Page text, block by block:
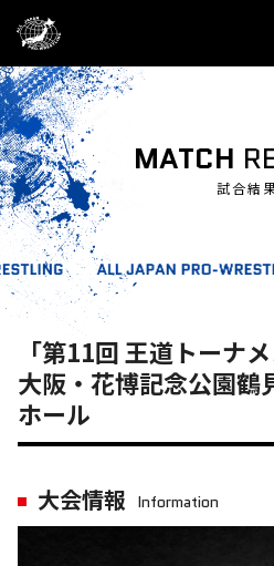
MATCH
試合結
「第11回 王道トーナ
大阪・花博記念公園鶴
ホール
大会情報 Information